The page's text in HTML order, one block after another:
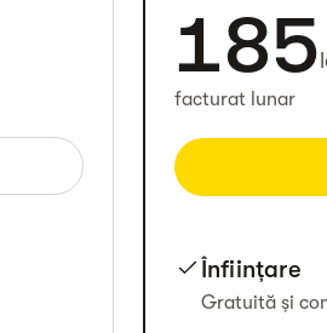
185
facturat lunar
Înființare
Gratuită și